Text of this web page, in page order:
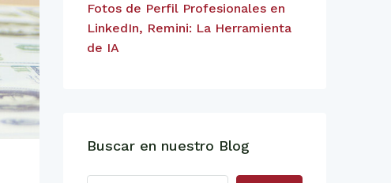
Fotos de Perfil Profesionales en
LinkedIn, Remini: La Herramienta
de IA
Buscar en nuestro Blog